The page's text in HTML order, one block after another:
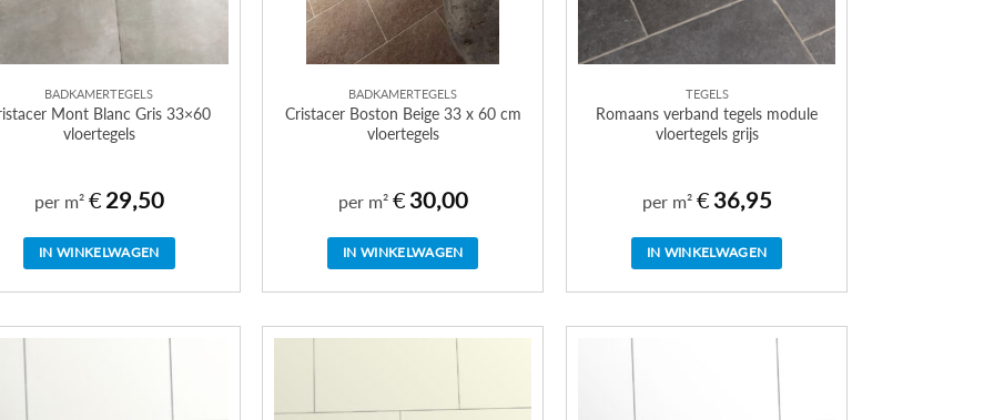
BADKAMERTEGELS
Mont Blanc Gris 33×60
vloertegels
per m² € 29,50
IN WINKELWAGEN
BADKAMERTEGELS
Cristacer Boston Beige 33 x 60 cm
vloertegels
per m² € 30,00
IN WINKELWAGEN
TEGELS
Romaans verband tegels module
vloertegels grijs
per m² € 36,95
IN WINKELWAGEN